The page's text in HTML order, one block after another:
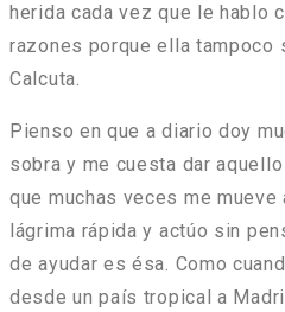
herida cada vez que le hablo
razones porque ella tampoco
Calcuta.
Pienso en que a diario doy
sobra y me cuesta dar
que muchas veces me
lágrima rápida y actúo sin
de ayudar es ésa. Como
desde un país tropical a